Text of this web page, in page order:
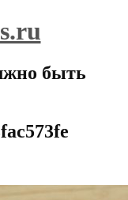
быть